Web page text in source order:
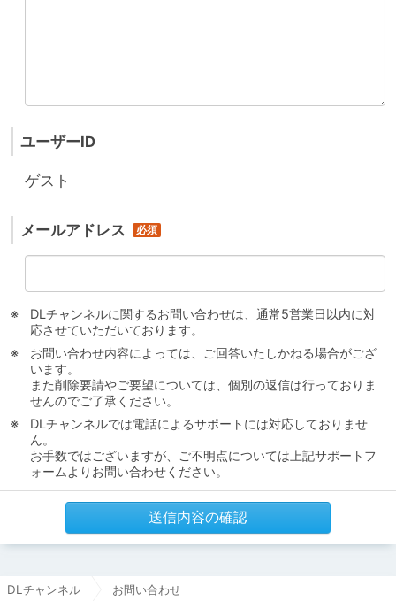
ユーザーID
ゲスト
メールアドレス
DLチャンネルに関するお問い合わせは、通常5営業日以内に対
応させていただいております。
お問い合わせ内容によっては、ご回答いたしかねる場合がござ
います。
また削除要請やご要望については、個別の返信は行っておりま
せんのでご了承ください。
DLチャンネルでは電話によるサポートには対応しておりませ
ん。
お手数ではございますが、ご不明点については上記サポートフ
ォームよりお問い合わせください。
送信内容の確認
DLチャンネル お問い合わせ